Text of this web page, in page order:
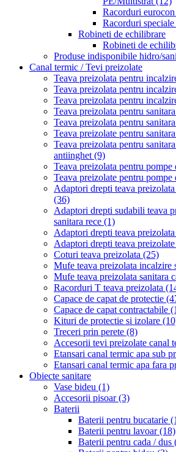
Racorduri
Racorduri speciale
Robineti de echilibrare
Robineti de
Produse indisponibile hidro/
Canal termic / Tevi preizolate
Teava preizolata pentru
Teava preizolata pentru
Teava preizolata pentru
Teava preizolata pentru
Teava preizolata pentru
Teava preizolate pentru
Teava preizolata pentru
antiinghet (9)
Teava preizolata pentru pompe
Teava preizolate pentru
Adaptori drepti teava
(36)
Adaptori drepti sudabili teava
sanitara rece (1)
Adaptori drepti teava preizolata
Adaptori drepti teava
Coturi teava preizolata (25)
Mufe teava preizolata incalzire
Mufe teava preizolata sanitara
Racorduri T teava preizolata
Capace de capat de protectie
Capace de capat contractabile
Kituri de protectie si izolare
Treceri prin perete (8)
Accesorii tevi preizolate canal
Etansari canal termic apa sub
Etansari canal termic apa fara
Obiecte sanitare
Vase bideu (1)
Accesorii pisoar(3)
Baterii
Baterii pentru bucatarie
Baterii pentru lavoar(18)
Baterii pentru cada / dus